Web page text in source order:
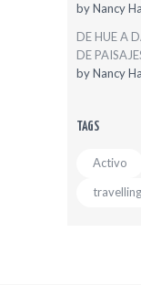
byNancy Ha
DE HUE A
DE
byNancy Ha
TAGS
Activo
travelling